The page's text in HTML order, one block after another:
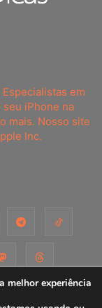
em
iPhone na
mais. Nosso site
Inc.
melhor experiência